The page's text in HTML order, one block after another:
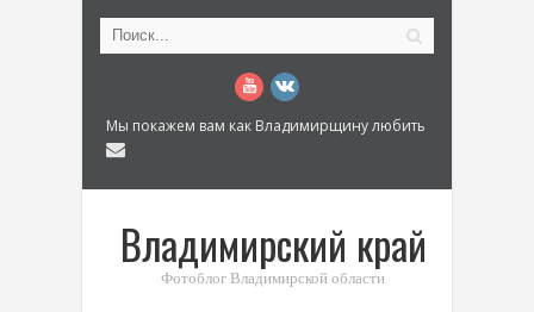
Мы покажем вам как Владимирщину любить
Владимирский край
Фотоблог Владимирской области